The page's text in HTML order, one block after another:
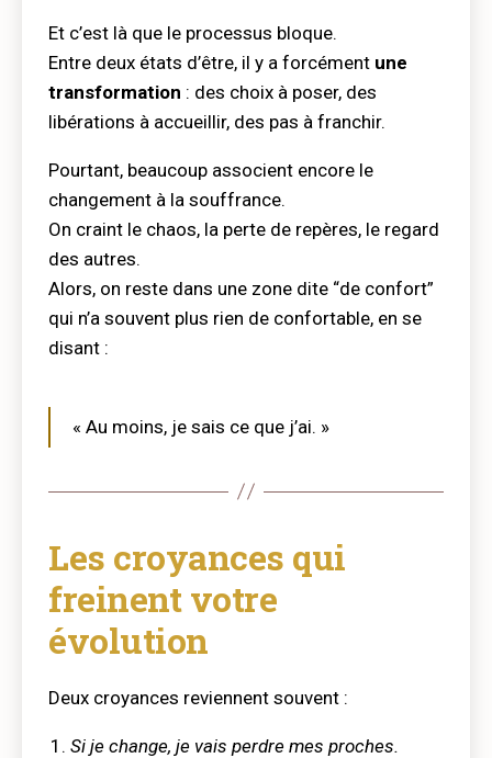
Et c’est là que le processus bloque.
Entre deux états d’être, il y a forcément une
transformation : des choix à poser, des
libérations à accueillir, des pas à franchir.
Pourtant, beaucoup associent encore le
changement à la souffrance.
On craint le chaos, la perte de repères, le regard
des autres.
Alors, on reste dans une zone dite “de confort”
qui n’a souvent plus rien de confortable, en se
disant :
« Au moins, je sais ce que j’ai. »
Les croyances qui
freinent votre
évolution
Deux croyances reviennent souvent :
Si je change, je vais perdre mes proches.